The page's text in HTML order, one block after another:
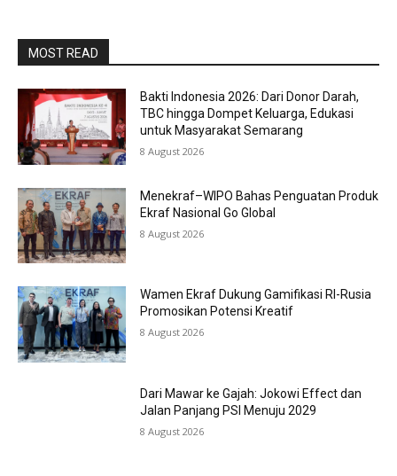
MOST READ
Bakti Indonesia 2026: Dari Donor Darah,
TBC hingga Dompet Keluarga, Edukasi
untuk Masyarakat Semarang
8 August 2026
Menekraf–WIPO Bahas Penguatan Produk
Ekraf Nasional Go Global
8 August 2026
Wamen Ekraf Dukung Gamifikasi RI-Rusia
Promosikan Potensi Kreatif
8 August 2026
Dari Mawar ke Gajah: Jokowi Effect dan
Jalan Panjang PSI Menuju 2029
8 August 2026